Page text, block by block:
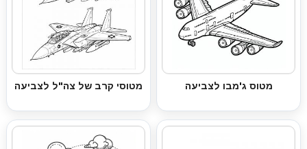
מטוס ג'מבו לצביעה מטוסי קרב של צה"ל לצביעה